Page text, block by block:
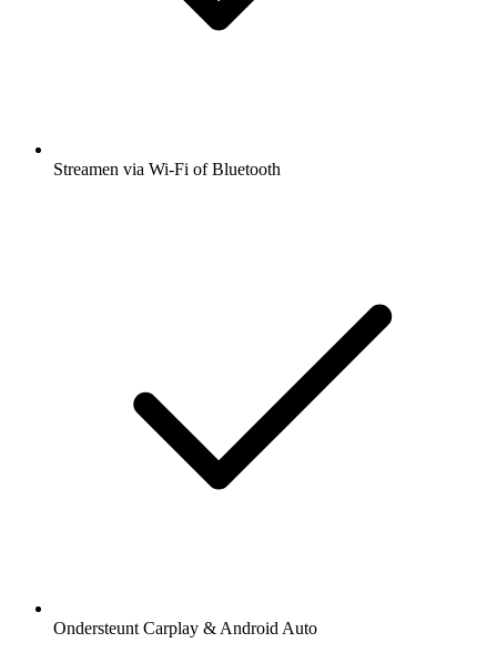
Streamen via Wi-Fi of Bluetooth
Ondersteunt Carplay & Android Auto